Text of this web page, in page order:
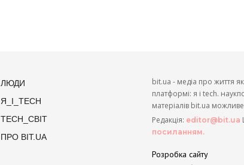
ЛЮДИ
Я_І_TECH
TECH_СВІТ
ПРО BIT.UA
bit.ua - медіа про життя
платформі: я і tech.
матеріалів bit.ua
Редакція: editor@bit.ua
посиланням.
Розробка сайту